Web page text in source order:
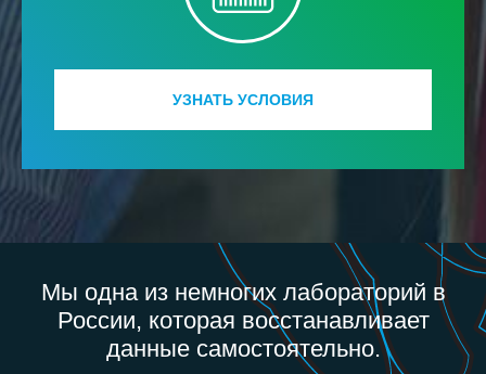
УЗНАТЬ УСЛОВИЯ
Мы одна из немногих лабораторий в
России, которая восстанавливает
данные самостоятельно.